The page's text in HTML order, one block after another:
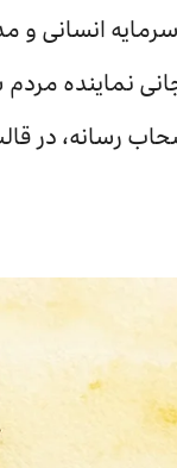
انسانی و
نماینده
رسانه، در